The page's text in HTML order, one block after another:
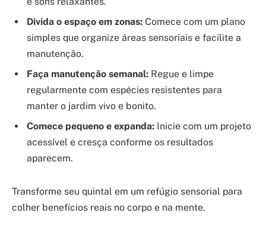
Divida o espaço em zonas: Comece com um plano
simples que organize áreas sensoriais e facilite a
manutenção.
Faça manutenção semanal: Regue e limpe
regularmente com espécies resistentes para
manter o jardim vivo e bonito.
Comece pequeno e expanda: Inicie com um projeto
acessível e cresça conforme os resultados
aparecem.
Transforme seu quintal em um refúgio sensorial para
colher benefícios reais no corpo e na mente.